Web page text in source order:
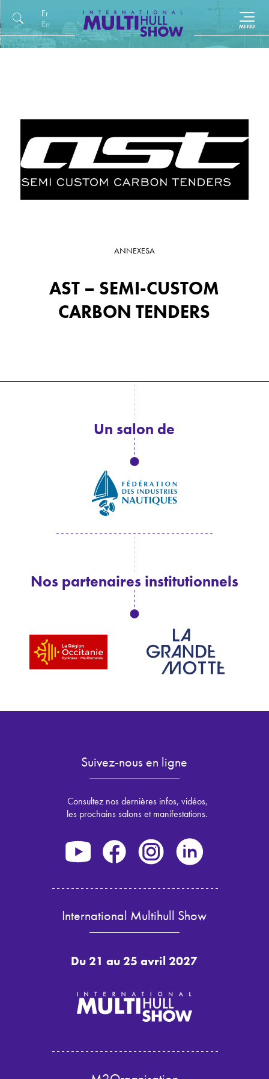
Français
English (UK)
AST – SEMI-CUSTOM
CARBON TENDERS
ANNEXESA
Nos partenaires institutionnels
Un salon de
Suivez-nous en ligne
Consultez nos dernières infos, vidéos,
les prochains salons et manifestations.
International Multihull Show
Du 21 au 25 avril 2027